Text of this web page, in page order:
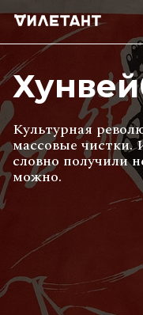
Культурная
массовые
словно получили
можно.